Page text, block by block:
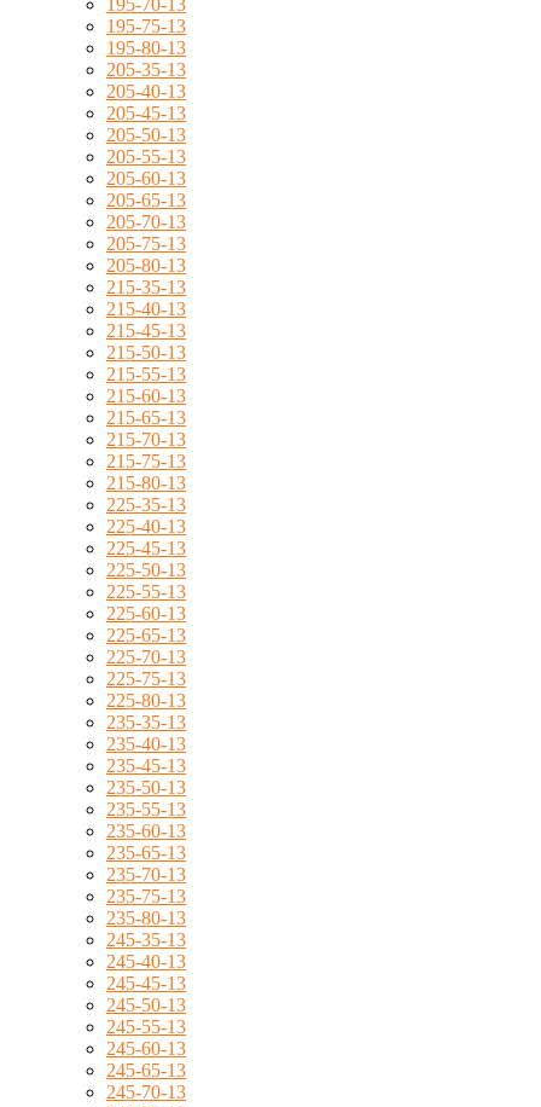
195-70-13
195-75-13
195-80-13
205-35-13
205-40-13
205-45-13
205-50-13
205-55-13
205-60-13
205-65-13
205-70-13
205-75-13
205-80-13
215-35-13
215-40-13
215-45-13
215-50-13
215-55-13
215-60-13
215-65-13
215-70-13
215-75-13
215-80-13
225-35-13
225-40-13
225-45-13
225-50-13
225-55-13
225-60-13
225-65-13
225-70-13
225-75-13
225-80-13
235-35-13
235-40-13
235-45-13
235-50-13
235-55-13
235-60-13
235-65-13
235-70-13
235-75-13
235-80-13
245-35-13
245-40-13
245-45-13
245-50-13
245-55-13
245-60-13
245-65-13
245-70-13